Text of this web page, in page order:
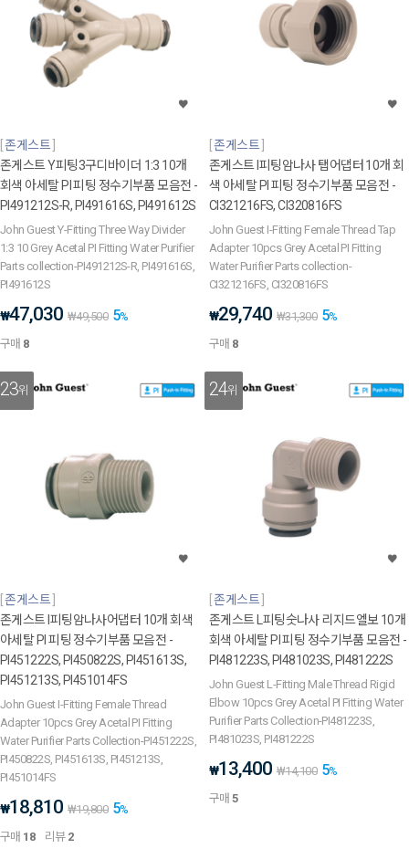
존게스트
존게스트 Y피팅3구디바이더 1:3 10개
회색 아세탈 PI 피팅 정수기부품 모음전 -
PI491212S-R, PI491616S, PI491612S
John Guest Y-Fitting Three Way Divider
1:3 10 Grey Acetal PI Fitting Water Purifier
Parts collection-PI491212S-R, PI491616S,
PI491612S
₩47,030 ₩49,500 5%
구매 8
존게스트
존게스트 I피팅암나사 탭어댑터 10개 회
색 아세탈 PI 피팅 정수기부품 모음전 -
CI321216FS, CI320816FS
John Guest I-Fitting Female Thread Tap
Adapter 10pcs Grey Acetal PI Fitting
Water Purifier Parts collection-
CI321216FS, CI320816FS
₩29,740 ₩31,300 5%
구매 8
23위
존게스트
존게스트 I피팅암나사어댑터 10개 회색
아세탈 PI 피팅 정수기부품 모음전 -
PI451222S, PI450822S, PI451613S,
PI451213S, PI451014FS
John Guest I-Fitting Female Thread
Adapter 10pcs Grey Acetal PI Fitting
Water Purifier Parts Collection-PI451222S,
PI450822S, PI451613S, PI451213S,
PI451014FS
₩18,810 ₩19,800 5%
구매 18 리뷰 2
24위
존게스트
존게스트 L피팅숫나사 리지드엘보 10개
회색 아세탈 PI 피팅 정수기부품 모음전 -
PI481223S, PI481023S, PI481222S
John Guest L-Fitting Male Thread Rigid
Elbow 10pcs Grey Acetal PI Fitting Water
Purifier Parts Collection-PI481223S,
PI481023S, PI481222S
₩13,400 ₩14,100 5%
구매5